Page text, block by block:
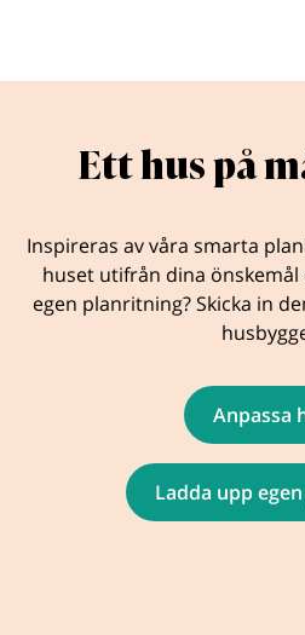
Ett hus på
Inspireras av våra smarta
huset utifrån dina önskemål
egen planritning? Skicka in
Anpassa
Ladda upp